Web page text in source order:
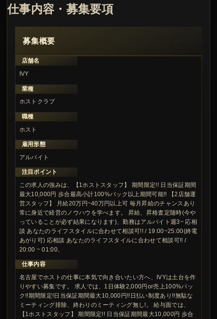
仕事内容・募集要項
募集概要
店舗名
IVY
業種
ホストクラブ
職種
ホスト
雇用形態
アルバイト
注目ポイント
この求人の強みは、【1ホストスタッフ】 期間限定!! 日当保証期間
最大10,000円 歩合最高小計100%バック以上期間可能!! 【2店舗運
営スタッフ】 月給20万円~40万円以上可 毎月昇給のチャンスあり
常に身近で経営のノウハウを学べます。 昇給、昇格査定随時(今や
っていることが必ず結果になります)、勤務はアルバイト週3~ 応相
談 あなたのライフスタイルに合わせて相談可!! / 19:00~25:00(終電
あがり可) 応相談 あなたのライフスタイルに合わせて相談可!! /
20:00 ~ 01:00、
仕事内容
名古屋でホストの仕事に本気で向き合いたい方へ、IVYは土台を作
りやすい募集です。 求人では、1日体験2,000円or売上100%バッ
ク!!期間限定!日当保証期間最大10,000円!!日払い制度あり!!無駄な
ミーティング排除、終わりのミーティング無し!。 給与面では、
【1ホストスタッフ】 期間限定!! 日当保証期間最大10,000円 歩合